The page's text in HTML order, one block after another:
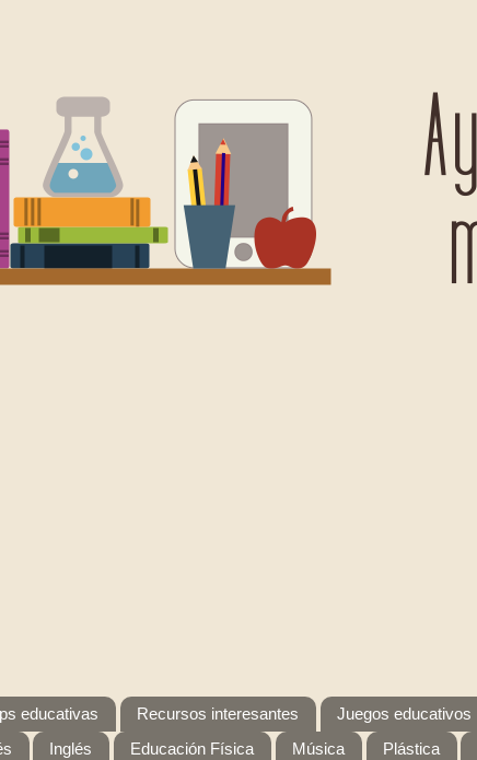
educativas Recursos interesantes Juegos educativos
Inglés Educación Física Música Plástica